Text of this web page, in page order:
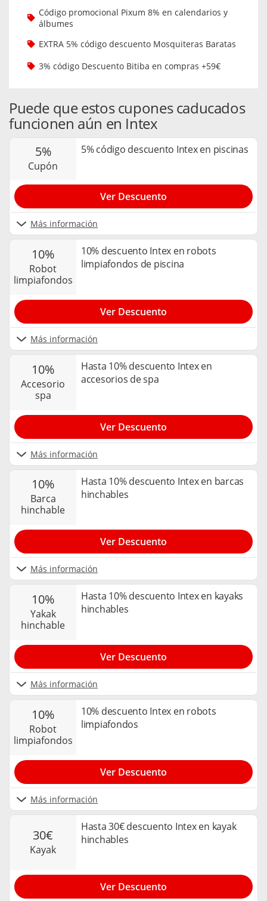
Código promocional Pixum 8% en calendarios y
álbumes
EXTRA 5% código descuento Mosquiteras Baratas
3% código Descuento Bitiba en compras +59€
Puede que estos cupones caducados
funcionen aún en Intex
5%
cupón
5% código descuento Intex en piscinas
Más información
Ver Descuento
10%
robot
limpiafondos
10% descuento Intex en robots
limpiafondos de piscina
Más información
Ver Descuento
10%
accesorio
spa
Hasta 10% descuento Intex en
accesorios de spa
Más información
Ver Descuento
10%
barca
hinchable
Hasta 10% descuento Intex en barcas
hinchables
Más información
Ver Descuento
10%
yakak
hinchable
Hasta 10% descuento Intex en kayaks
hinchables
Más información
Ver Descuento
10%
robot
limpiafondos
10% descuento Intex en robots
limpiafondos
Más información
Ver Descuento
30€
kayak
Hasta 30€ descuento Intex en kayak
hinchables
Ver Descuento